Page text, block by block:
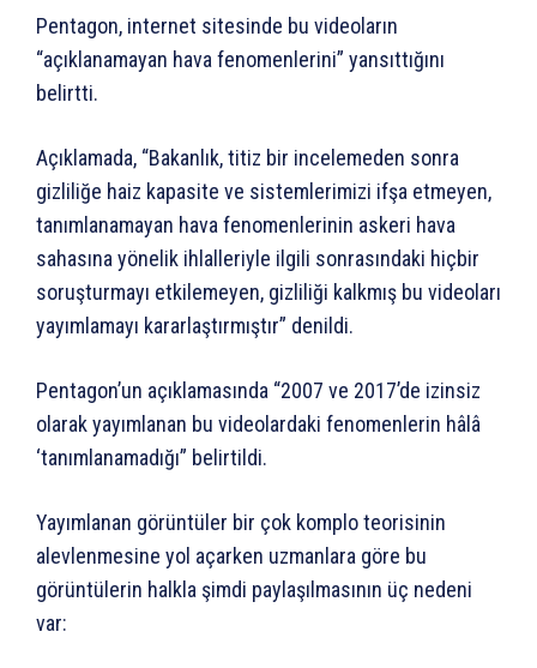
Pentagon, internet sitesinde bu videoların
“açıklanamayan hava fenomenlerini” yansıttığını
belirtti.
Açıklamada, “Bakanlık, titiz bir incelemeden sonra
gizliliğe haiz kapasite ve sistemlerimizi ifşa etmeyen,
tanımlanamayan hava fenomenlerinin askeri hava
sahasına yönelik ihlalleriyle ilgili sonrasındaki hiçbir
soruşturmayı etkilemeyen, gizliliği kalkmış bu videoları
yayımlamayı kararlaştırmıştır” denildi.
Pentagon’un açıklamasında “2007 ve 2017’de izinsiz
olarak yayımlanan bu videolardaki fenomenlerin hâlâ
‘tanımlanamadığı” belirtildi.
Yayımlanan görüntüler bir çok komplo teorisinin
alevlenmesine yol açarken uzmanlara göre bu
görüntülerin halkla şimdi paylaşılmasının üç nedeni
var: